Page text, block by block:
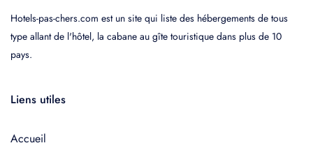
Hotels-pas-chers.com est un site qui liste des hébergements de tous
type allant de l'hôtel, la cabane au gîte touristique dans plus de 10
pays.
Liens utiles
Accueil